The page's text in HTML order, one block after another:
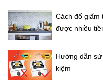
Cách đổ giấm
được nhiều
Hướng dẫn
kiệm